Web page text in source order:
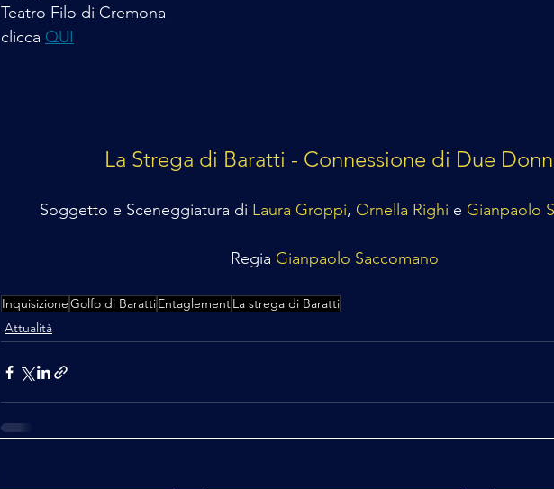
Teatro Filo di Cremona
clicca QUI
La Strega di Baratti - Connessione di Due
Soggetto e Sceneggiatura di Laura Groppi, Ornella Righi e Gianpaolo
Regia Gianpaolo Saccomano
InquisizioneGolfo di BarattiEntaglementLa strega di Baratti
Attualità